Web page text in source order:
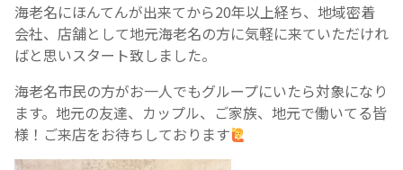
海老名にほんてんが出来てから20年以上経ち、地域密着
会社、店舗として地元海老名の方に気軽に来ていただけれ
ばと思いスタート致しました。
海老名市民の方がお一人でもグループにいたら対象になり
ます。地元の友達、カップル、ご家族、地元で働いてる皆
様！ご来店をお待ちしております